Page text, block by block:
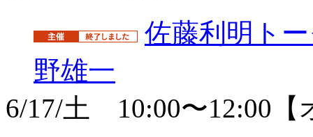
佐藤利明ト
野雄一
6/17/土 10:00〜12:00【